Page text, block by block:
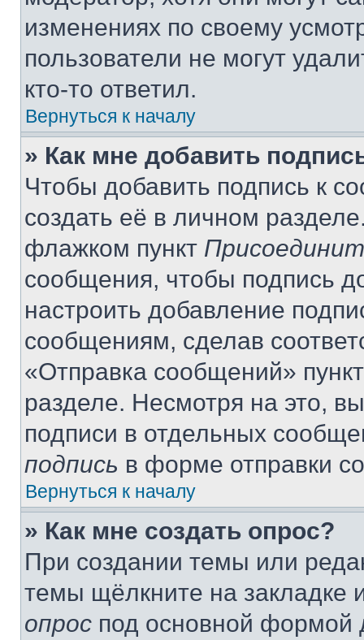
изменениях по своему
пользователи не могут
кто-то ответил.
Вернуться к началу
» Как мне добавить
Чтобы добавить подпись к
создать её в личном
флажком пункт
сообщения, чтобы подпись
настроить добавление
сообщениям, сделав
«Отправка сообщений»
разделе. Несмотря на это,
подписи в отдельных
подпись в форме отправки
Вернуться к началу
» Как мне создать опрос?
При создании темы или
темы щёлкните на
опрос под основной формой